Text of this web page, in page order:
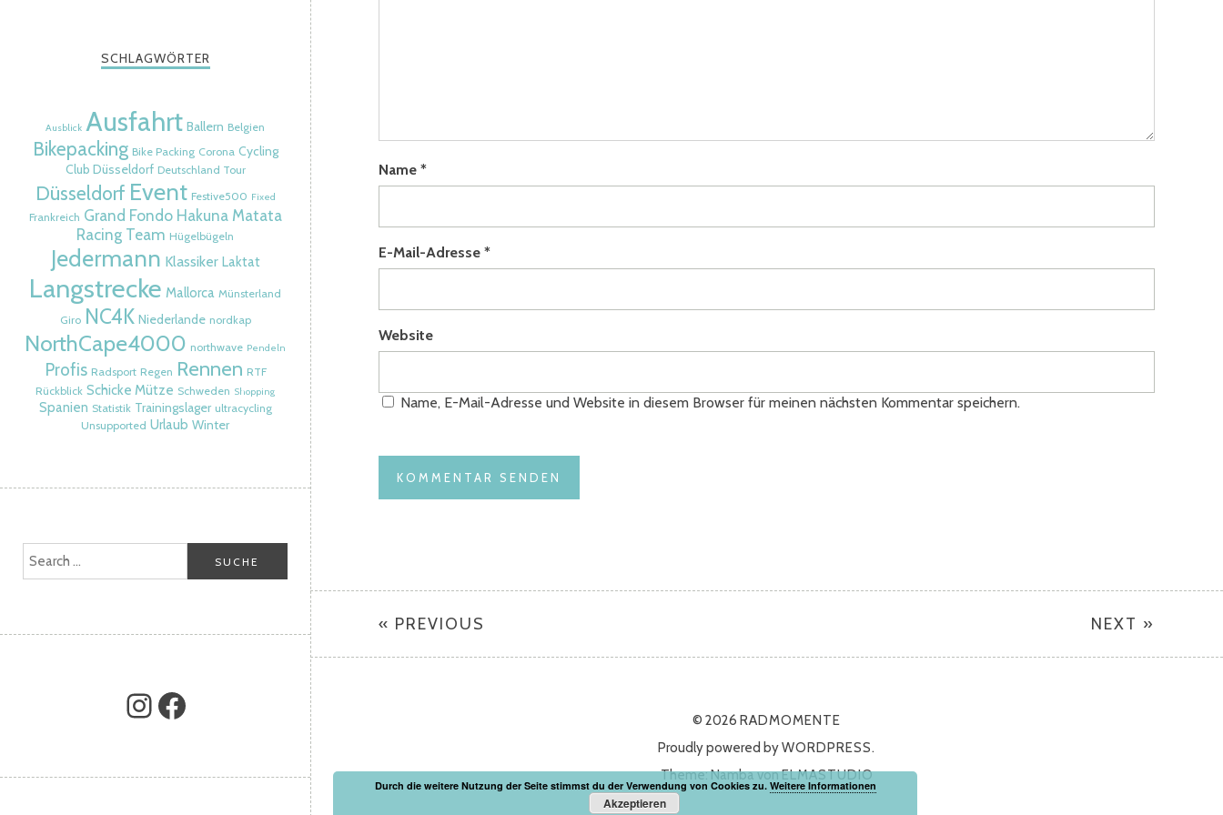
SCHLAGWÖRTER
Ausblick Ausfahrt Ballern Belgien
Bikepacking Bike Packing Corona Cycling
Club Düsseldorf Deutschland Tour
Düsseldorf Event Festive500 Fixed
Frankreich Grand Fondo Hakuna Matata
Racing Team Hügelbügeln
Jedermann Klassiker Laktat
Langstrecke Mallorca Münsterland
Giro NC4K Niederlande nordkap
NorthCape4000 northwave Pendeln
Profis Radsport Regen Rennen RTF
Rückblick Schicke Mütze Schweden Shopping
Spanien Statistik Trainingslager ultracycling
Unsupported Urlaub Winter
Name*
E-Mail-Adresse*
Website
Name, E-Mail-Adresse und Website in diesem Browser für meinen nächsten Kommentar speichern.
« PREVIOUS NEXT »
© 2026RADMOMENTE
Proudly powered byWORDPRESS.
Theme: Namba vonELMASTUDIO
Durch die weitere Nutzung der Seite stimmst du der Verwendung von Cookies zu. Weitere Informationen
Akzeptieren